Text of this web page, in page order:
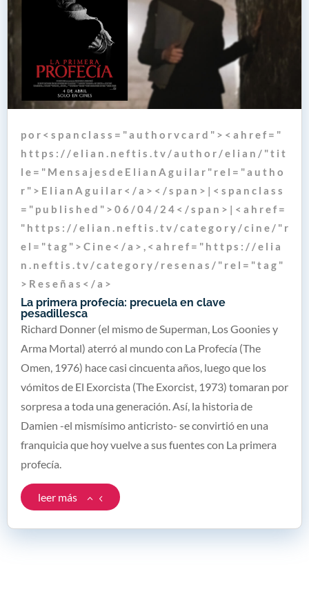
La primera profecía: precuela en clave
pesadillesca
p o r < s p a n c l a s s = " a u t h o r v c a r d " > < a h r e f = "
h t t p s : / / e l i a n . n e f t i s . t v / a u t h o r / e l i a n / " t i t
l e = " M e n s a j e s d e E l i a n A g u i l a r " r e l = " a u t h o
r " > E l i a n A g u i l a r < / a > < / s p a n > | < s p a n c l a s s
= " p u b l i s h e d " > 0 6 / 0 4 / 2 4 < / s p a n > | < a h r e f =
" h t t p s : / / e l i a n . n e f t i s . t v / c a t e g o r y / c i n e / " r
e l = " t a g " > C i n e < / a > , < a h r e f = " h t t p s : / / e l i a
n . n e f t i s . t v / c a t e g o r y / r e s e n a s / " r e l = " t a g "
> R e s e ñ a s < / a >
Richard Donner (el mismo de Superman, Los Goonies y
Arma Mortal) aterró al mundo con La Profecía (The
Omen, 1976) hace casi cincuenta años, luego que los
vómitos de El Exorcista (The Exorcist, 1973) tomaran por
sorpresa a toda una generación. Así, la historia de
Damien -el mismísimo anticristo- se convirtió en una
franquicia que hoy vuelve a sus fuentes con La primera
profecía.
leer más